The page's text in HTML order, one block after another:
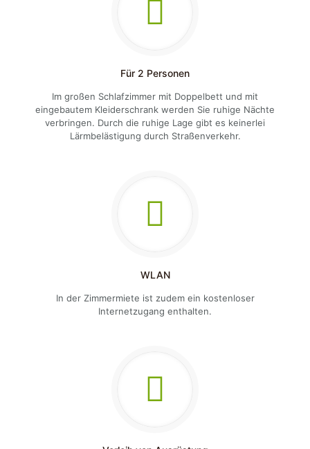
Für 2 Personen
Im großen Schlafzimmer mit Doppelbett und mit
eingebautem Kleiderschrank werden Sie ruhige Nächte
verbringen. Durch die ruhige Lage gibt es keinerlei
Lärmbelästigung durch Straßenverkehr.
WLAN
In der Zimmermiete ist zudem ein kostenloser
Internetzugang enthalten.